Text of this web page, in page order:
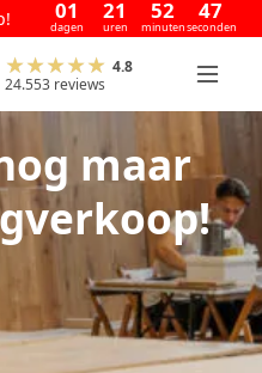
01
dagen
21
uren
52
minuten
46
seconden
4.8
24.553 reviews
maar